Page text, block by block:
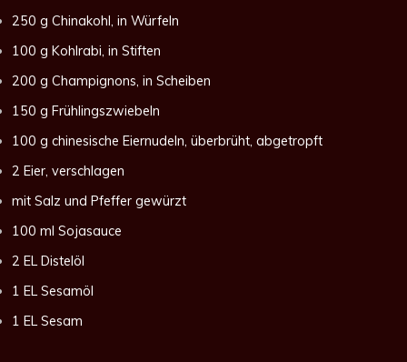
250 g Chinakohl, in Würfeln
100 g Kohlrabi, in Stiften
200 g Champignons, in Scheiben
150 g Frühlingszwiebeln
100 g chinesische Eiernudeln, überbrüht, abgetropft
2 Eier, verschlagen
mit Salz und Pfeffer gewürzt
100 ml Sojasauce
2 EL Distelöl
1 EL Sesamöl
1 EL Sesam